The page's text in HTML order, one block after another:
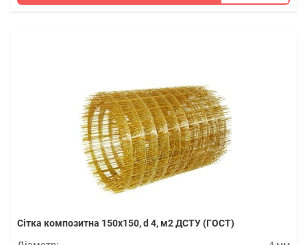
Сітка композитна 150х150, d 4, м2 ДСТУ (ГОСТ)